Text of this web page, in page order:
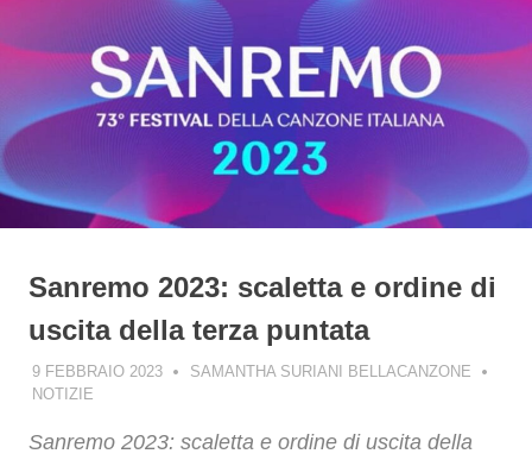
Sanremo 2023: scaletta e ordine di
uscita della terza puntata
9 FEBBRAIO 2023
SAMANTHA SURIANI BELLACANZONE
NOTIZIE
Sanremo 2023: scaletta e ordine di uscita della